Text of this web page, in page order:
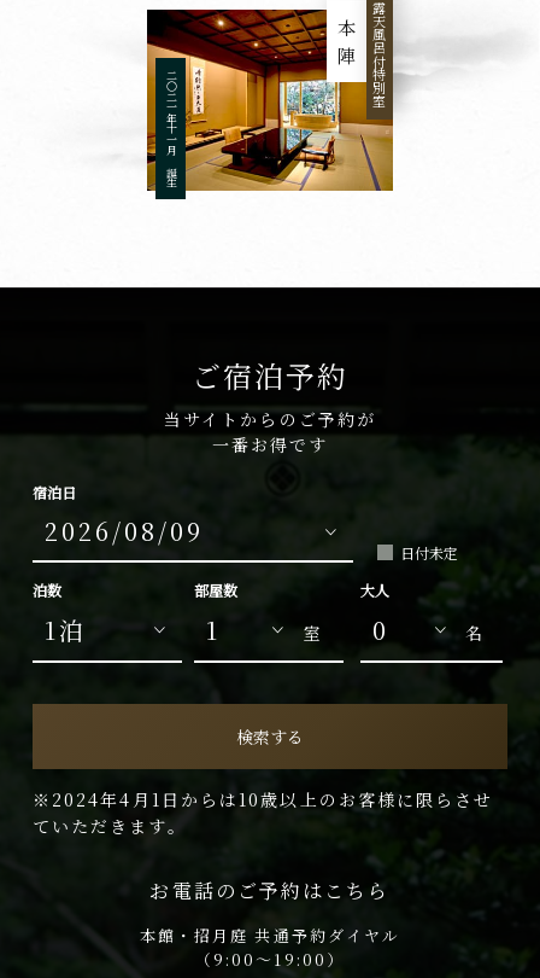
二〇二一年十一月 誕生
本陣 露天風呂付特別室
ご宿泊予約
当サイトからのご予約が
一番お得です
宿泊日
日付未定
泊数
部屋数
室
大人
名
検索する
※2024年4月1日からは10歳以上のお客様に限らさせ
ていただきます。
お電話のご予約はこちら
本館・招月庭 共通予約ダイヤル
（9:00～19:00）